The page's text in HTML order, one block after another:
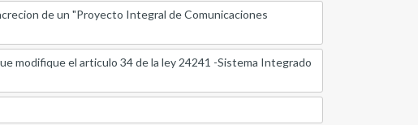
de un "Proyecto Integral de Comunicaciones
modifique el articulo 34 de la ley 24241 -Sistema Integrado